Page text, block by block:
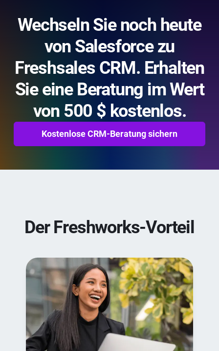
Wechseln Sie noch heute
von Salesforce zu
Freshsales CRM. Erhalten
Sie eine Beratung im Wert
von 500 $ kostenlos.
Kostenlose CRM-Beratung sichern
Der Freshworks-Vorteil